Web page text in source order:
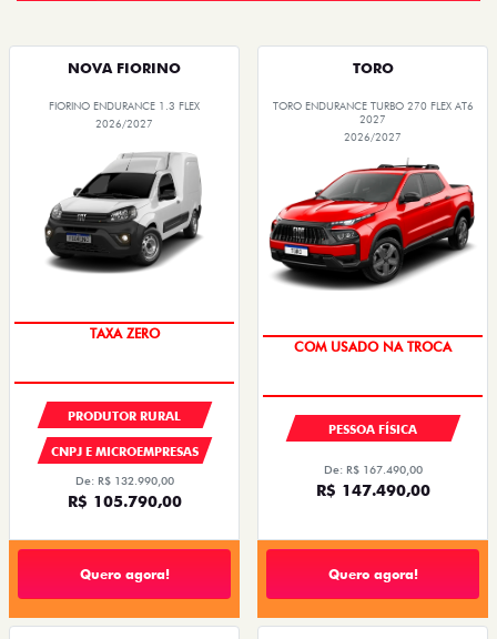
NOVA FIORINO
FIORINO ENDURANCE 1.3 FLEX
2026/2027
TAXA ZERO
PRODUTOR RURAL
CNPJ E MICROEMPRESAS
De: R$ 132.990,00
R$ 105.790,00
Quero agora!
TORO
TORO ENDURANCE TURBO 270 FLEX AT6
2027
2026/2027
OPORTUNIDADE
PESSOA FÍSICA
De: R$ 167.490,00
R$ 147.490,00
Quero agora!